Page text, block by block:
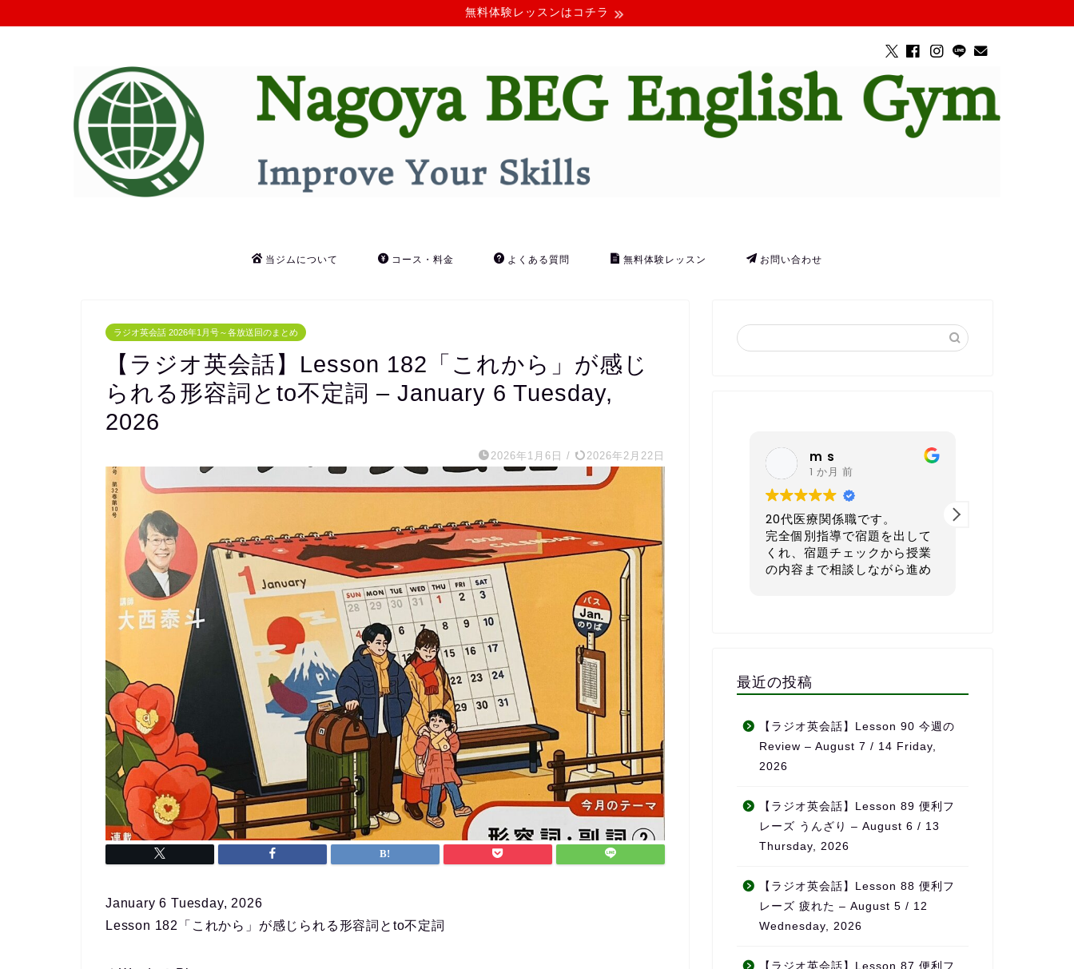
無料体験レッスンはコチラ
当ジムについて コース・料金 よくある質問 無料体験レッスン お問い合わせ
ラジオ英会話 2026年1月号～各放送回のまとめ
【ラジオ英会話】Lesson 182「これから」が感じ
られる形容詞とto不定詞 – January 6 Tuesday,
2026
2026年1月6日 / 2026年2月22日
January 6 Tuesday, 2026
Lesson 182「これから」が感じられる形容詞とto不定詞
m s
1 か月 前
20代医療関係職です。
完全個別指導で宿題を出して
くれ、宿題チェックから授業
の内容まで相談しながら進め
ていただき、まさに求めてい
たスクールでした。
外国人講師とzoomで繋いだ
レッスンもしていただき、そ
の文字起こしを資料としてい
ただけるので復習にも役立ち
ます。
毎週相談しながら進めるので
なんとか仕事と両立すること
ができました。
英会話など目標がある方、サ
ポートを受けながら進めたい
方におすすめです！
nagoya sh
6 か月 前
40代 会社経営者です。
本気で英語を学びたい方にと
てもおすすめの英会話スクー
ルです。
る」「少しチャレンジング」
無理なく続けられ、自然とモ
チベーションの維持につなが
っています。
なく、学習の進み具合や弱点
をしっかり見て内容を調整し
てくれるため、「ちゃんと見
てもらえている」という安心
料金も他の英会話スクールと
比べてかなり良心的で、内容
最近の投稿
【ラジオ英会話】Lesson 90 今週の
Review – August 7 / 14 Friday,
2026
【ラジオ英会話】Lesson 89 便利フ
レーズ うんざり – August 6 / 13
Thursday, 2026
【ラジオ英会話】Lesson 88 便利フ
レーズ 疲れた – August 5 / 12
Wednesday, 2026
【ラジオ英会話】Lesson 87 便利フ